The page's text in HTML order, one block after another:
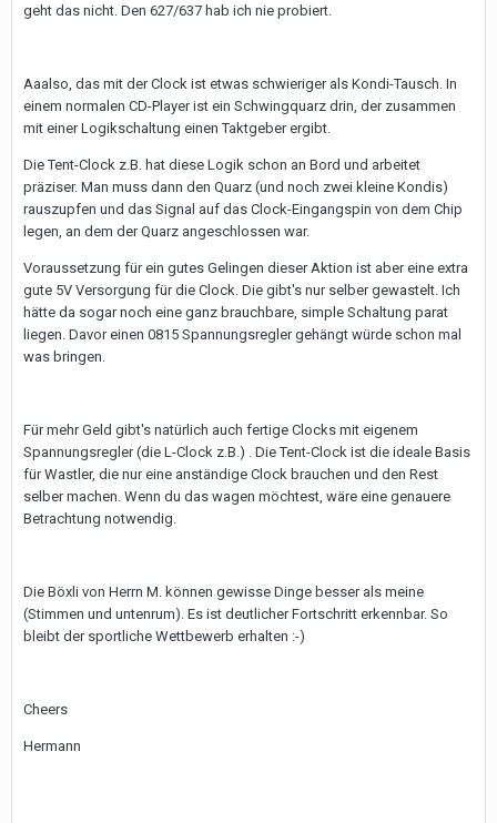
geht das nicht. Den 627/637 hab ich nie probiert.
Aaalso, das mit der Clock ist etwas schwieriger als Kondi-Tausch. In
einem normalen CD-Player ist ein Schwingquarz drin, der zusammen
mit einer Logikschaltung einen Taktgeber ergibt.
Die Tent-Clock z.B. hat diese Logik schon an Bord und arbeitet
präziser. Man muss dann den Quarz (und noch zwei kleine Kondis)
rauszupfen und das Signal auf das Clock-Eingangspin von dem Chip
legen, an dem der Quarz angeschlossen war.
Voraussetzung für ein gutes Gelingen dieser Aktion ist aber eine extra
gute 5V Versorgung für die Clock. Die gibt's nur selber gewastelt. Ich
hätte da sogar noch eine ganz brauchbare, simple Schaltung parat
liegen. Davor einen 0815 Spannungsregler gehängt würde schon mal
was bringen.
Für mehr Geld gibt's natürlich auch fertige Clocks mit eigenem
Spannungsregler (die L-Clock z.B.) . Die Tent-Clock ist die ideale Basis
für Wastler, die nur eine anständige Clock brauchen und den Rest
selber machen. Wenn du das wagen möchtest, wäre eine genauere
Betrachtung notwendig.
Die Böxli von Herrn M. können gewisse Dinge besser als meine
(Stimmen und untenrum). Es ist deutlicher Fortschritt erkennbar. So
bleibt der sportliche Wettbewerb erhalten :-)
Cheers
Hermann